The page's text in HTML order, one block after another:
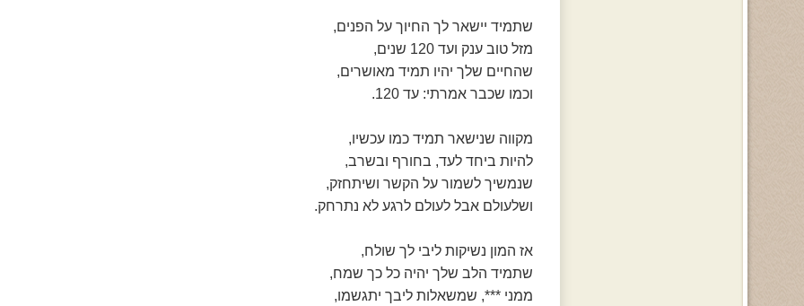
שתמיד יישאר לך החיוך על הפנים,
מזל טוב ענק ועד 120 שנים,
שהחיים שלך יהיו תמיד מאושרים,
וכמו שכבר אמרתי: עד 120.
מקווה שנישאר תמיד כמו עכשיו,
להיות ביחד לעד, בחורף ובשרב,
שנמשיך לשמור על הקשר ושיתחזק,
ושלעולם אבל לעולם לרגע לא נתרחק.
אז המון נשיקות ליבי לך שולח,
שתמיד הלב שלך יהיה כל כך שמח,
ממני ***, שמשאלות ליבך יתגשמו,